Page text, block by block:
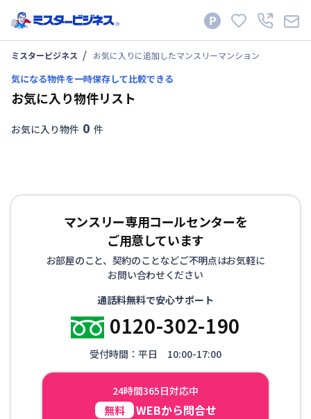
ミスタービジネス お気に入りに追加したマンスリーマンション
気になる物件を一時保存して比較できる
お気に入り物件リスト
お気に入り物件 0 件
マンスリー専用コールセンターを
ご用意しています
お部屋のこと、契約のことなどご不明点はお気軽に
お問い合わせください
通話料無料で安心サポート
0120-302-190
受付時間：平日 10:00-17:00
24時間365日対応中
無料 WEBから問合せ